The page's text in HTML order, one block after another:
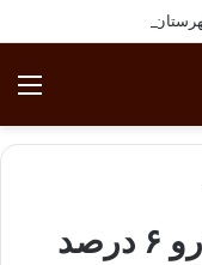
تولید سنگ آهن ایمیدرو ۶ درصد